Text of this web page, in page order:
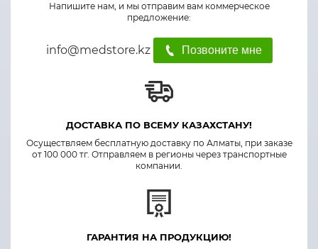
Напишите нам, и мы отправим вам коммерческое
предложение:
info@medstore.kz Позвоните мне
ДОСТАВКА ПО ВСЕМУ КАЗАХСТАНУ!
Осуществляем бесплатную доставку по Алматы, при заказе
от 100 000 тг. Отправляем в регионы через транспортные
компании.
ГАРАНТИЯ НА ПРОДУКЦИЮ!